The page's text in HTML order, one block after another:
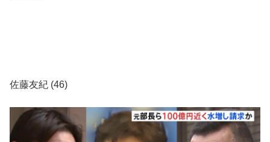
佐藤友紀 (46)